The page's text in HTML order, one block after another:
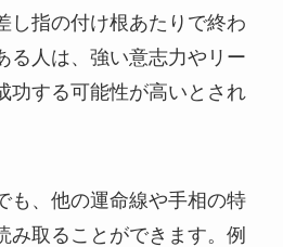
し指の付け根あたりで終わ
る人は、強い意志力やリー
功する可能性が高いとされ
も、他の運命線や手相の特
み取ることができます。例